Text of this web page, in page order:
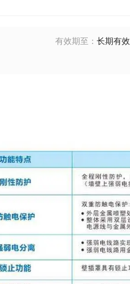
有效期至 ： 长期有效